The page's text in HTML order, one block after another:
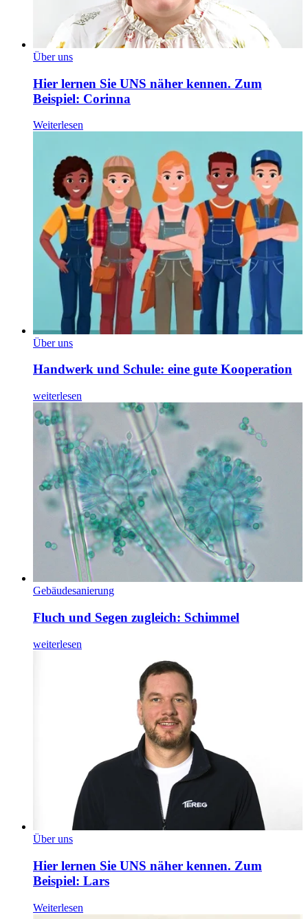
Über uns
Hier lernen Sie UNS näher kennen. Zum
Beispiel: Corinna
Weiterlesen
Über uns
Handwerk und Schule: eine gute Kooperation
weiterlesen
Gebäudesanierung
Fluch und Segen zugleich: Schimmel
weiterlesen
Über uns
Hier lernen Sie UNS näher kennen. Zum
Beispiel: Lars
Weiterlesen